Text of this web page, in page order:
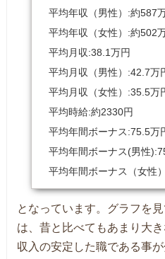
平均年収（男性）:約587
平均年収（女性）:約502
平均月収:38.1万円
平均月収（男性）:42.7万
平均月収（女性）:35.5万
平均時給:約2330円
平均年間ボーナス:75.5万
平均年間ボーナス(男性
平均年間ボーナス（女性
となっています。グラフを
は、昔と比べてもあまり大
収入の安定した職である事